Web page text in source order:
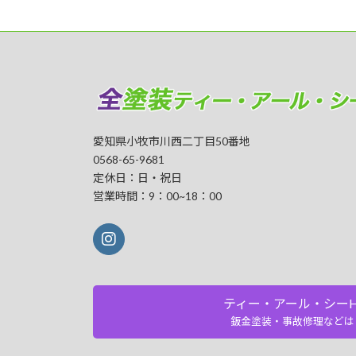
愛知県小牧市川西二丁目50番地
0568-65-9681
定休日：日・祝日
営業時間：9：00~18：00
ティー・アール・シー
鈑金塗装・事故修理などは